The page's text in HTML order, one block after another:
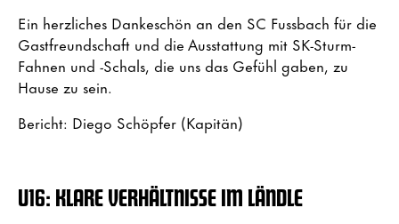
Ein herzliches Dankeschön an den SC Fussbach für die
Gastfreundschaft und die Ausstattung mit SK-Sturm-
Fahnen und -Schals, die uns das Gefühl gaben, zu
Hause zu sein.
Bericht: Diego Schöpfer (Kapitän)
U16: KLARE VERHÄLTNISSE IM LÄNDLE